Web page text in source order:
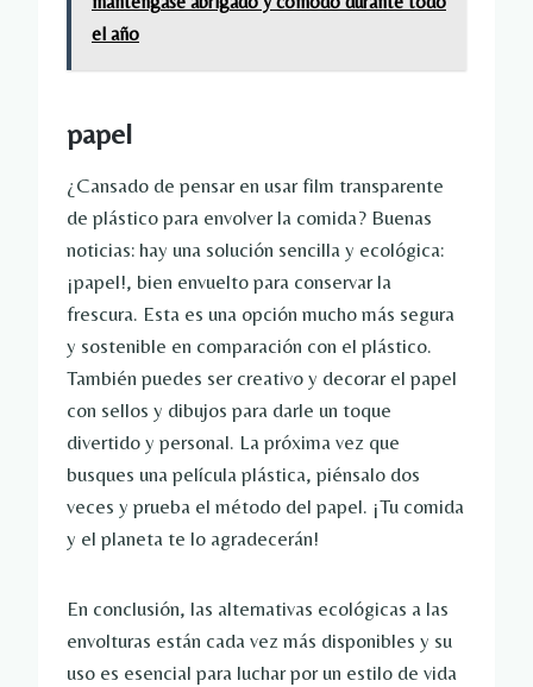
el año
papel
¿Cansado de pensar en usar film transparente
de plástico para envolver la comida? Buenas
noticias: hay una solución sencilla y ecológica:
¡papel!, bien envuelto para conservar la
frescura. Esta es una opción mucho más segura
y sostenible en comparación con el plástico.
También puedes ser creativo y decorar el papel
con sellos y dibujos para darle un toque
divertido y personal. La próxima vez que
busques una película plástica, piénsalo dos
veces y prueba el método del papel. ¡Tu comida
y el planeta te lo agradecerán!
En conclusión, las alternativas ecológicas a las
envolturas están cada vez más disponibles y su
uso es esencial para luchar por un estilo de vida